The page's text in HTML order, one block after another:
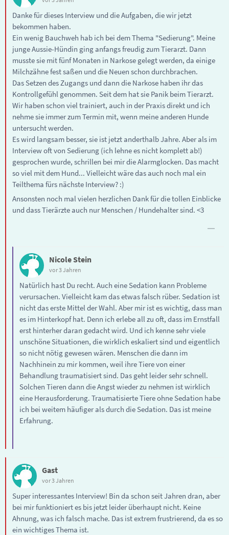
Danke für dieses Interview und die Aufgaben, die wir jetzt
bekommen haben.
Ein wenig Bauchweh hab ich bei dem Thema "Sedierung". Meine
junge Aussie-Hündin ging anfangs freudig zum Tierarzt. Dann
musste sie mit fünf Monaten in Narkose gelegt werden, da einige
Milchzähne fest saßen und die Neuen schon durchbrachen.
Das Setzen des Zugangs und dann die Narkose haben ihr das
Kontrollgefühl genommen. Seit dem hat sie Panik beim Tierarzt.
Wir haben schon viel trainiert, auch in der Praxis direkt und ich
nehme sie immer zum Termin mit, wenn meine anderen Hunde
untersucht werden.
Es wird langsam besser, sie ist jetzt anderthalb Jahre. Aber als im
Interview oft von Sedierung (ich lehne es nicht komplett ab!)
gesprochen wurde, schrillen bei mir die Alarmglocken. Das macht
so viel mit dem Hund... Vielleicht wäre das auch noch mal ein
Teilthema fürs nächste Interview? :)
Ansonsten noch mal vielen herzlichen Dank für die tollen Einblicke
und dass Tierärzte auch nur Menschen / Hundehalter sind. <3
Nicole Stein
vor 3 Jahren
Natürlich hast Du recht. Auch eine Sedation kann Probleme
verursachen. Vielleicht kam das etwas falsch rüber. Sedation ist
nicht das erste Mittel der Wahl. Aber mir ist es wichtig, dass man
es im Hinterkopf hat. Denn ich erlebe all zu oft, dass im Ernstfall
erst hinterher daran gedacht wird. Und ich kenne sehr viele
unschöne Situationen, die wirklich eskaliert sind und eigentlich
so nicht nötig gewesen wären. Menschen die dann im
Nachhinein zu mir kommen, weil ihre Tiere von einer
Behandlung traumatisiert sind. Das geht leider sehr schnell.
Solchen Tieren dann die Angst wieder zu nehmen ist wirklich
eine Herausforderung. Traumatisierte Tiere ohne Sedation habe
ich bei weitem häufiger als durch die Sedation. Das ist meine
Erfahrung.
Gast
vor 3 Jahren
Super interessantes Interview! Bin da schon seit Jahren dran, aber
bei mir funktioniert es bis jetzt leider überhaupt nicht. Keine
Ahnung, was ich falsch mache. Das ist extrem frustrierend, da es so
ein wichtiges Thema ist.